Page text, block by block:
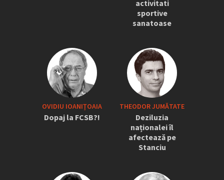
activitati
sportive
sanatoase
OVIDIU IOANIŢOAIA
Dopaj la FCSB?!
THEODOR JUMĂTATE
Deziluzia
naționalei îl
afectează pe
Stanciu